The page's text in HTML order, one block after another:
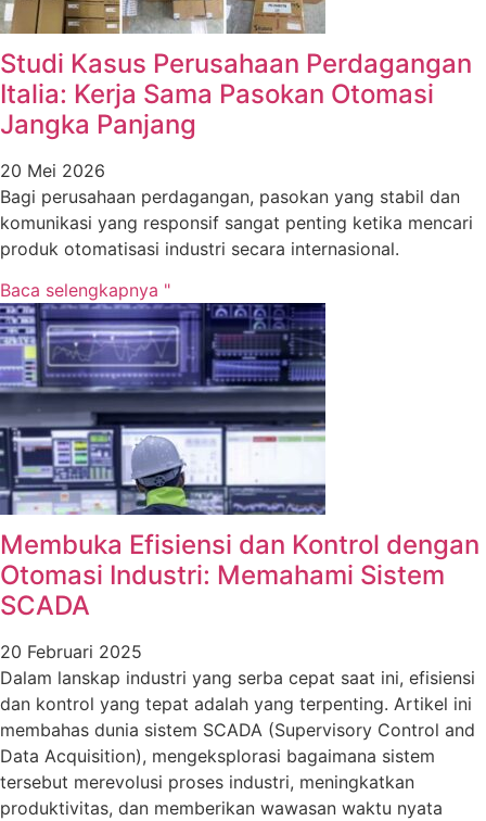
Studi Kasus Perusahaan Perdagangan
Italia: Kerja Sama Pasokan Otomasi
Jangka Panjang
20 Mei 2026
Bagi perusahaan perdagangan, pasokan yang stabil dan
komunikasi yang responsif sangat penting ketika mencari
produk otomatisasi industri secara internasional.
Baca selengkapnya "
Membuka Efisiensi dan Kontrol dengan
Otomasi Industri: Memahami Sistem
SCADA
20 Februari 2025
Dalam lanskap industri yang serba cepat saat ini, efisiensi
dan kontrol yang tepat adalah yang terpenting. Artikel ini
membahas dunia sistem SCADA (Supervisory Control and
Data Acquisition), mengeksplorasi bagaimana sistem
tersebut merevolusi proses industri, meningkatkan
produktivitas, dan memberikan wawasan waktu nyata